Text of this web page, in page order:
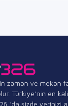
zaman ve mekan
Türkiye’nin en
‘da sizde yerinizi